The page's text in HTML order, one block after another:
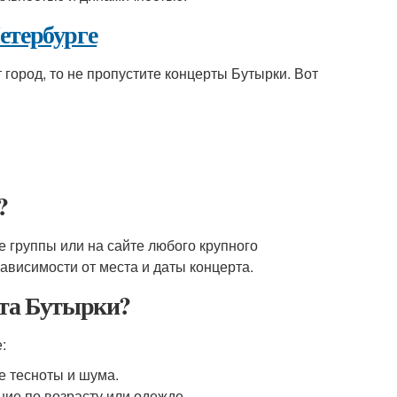
то не пропустите концерты Бутырки. Вот
или на сайте любого крупного
от места и даты концерта.
Бутырки?
тесноты и шума.